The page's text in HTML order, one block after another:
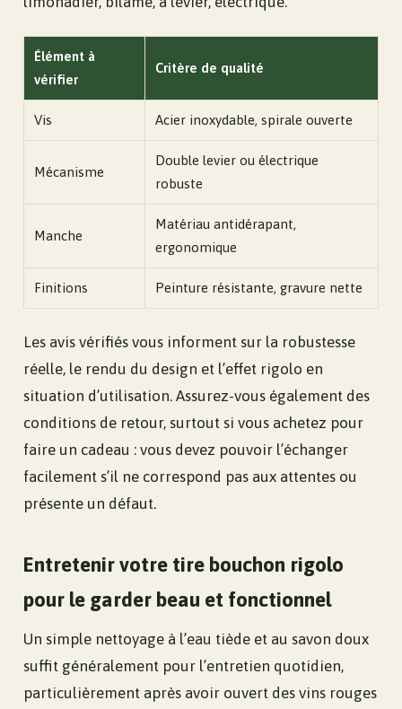
Élément à
vérifier
Critère de qualité
Vis Acier inoxydable, spirale ouverte
Mécanisme
Double levier ou électrique
robuste
Manche
Matériau antidérapant,
ergonomique
Finitions Peinture résistante, gravure nette
Les avis vérifiés vous informent sur la robustesse
réelle, le rendu du design et l’effet rigolo en
situation d’utilisation. Assurez-vous également des
conditions de retour, surtout si vous achetez pour
faire un cadeau : vous devez pouvoir l’échanger
facilement s’il ne correspond pas aux attentes ou
présente un défaut.
Entretenir votre tire bouchon rigolo
pour le garder beau et fonctionnel
Un simple nettoyage à l’eau tiède et au savon doux
suffit généralement pour l’entretien quotidien,
particulièrement après avoir ouvert des vins rouges